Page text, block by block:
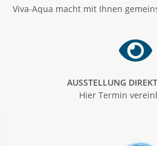
Viva-Aqua macht mit Ihnen
AUSSTELLUNG
Hier Termin